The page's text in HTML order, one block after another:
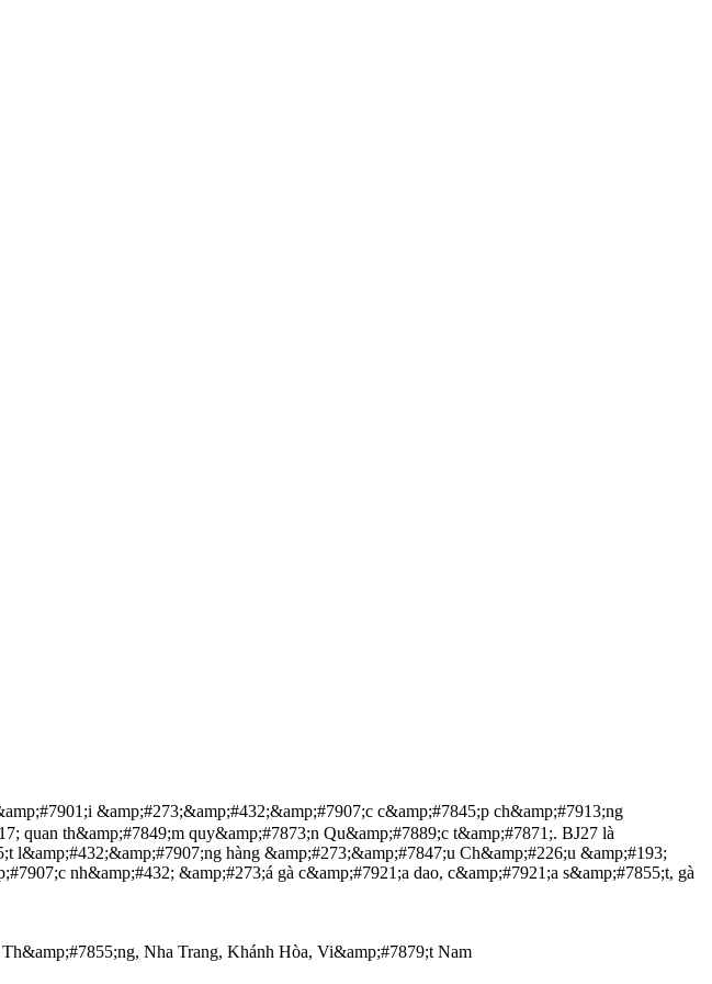
&amp;#273;&amp;#432;&amp;#7907;c c&amp;#7845;p ch&amp;#7913;ng
quan th&amp;#7849;m quy&amp;#7873;n Qu&amp;#7889;c t&amp;#7871;. BJ27 là
l&amp;#432;&amp;#7907;ng hàng &amp;#273;&amp;#7847;u Ch&amp;#226;u &amp;#193;
nh&amp;#432; &amp;#273;á gà c&amp;#7921;a dao, c&amp;#7921;a s&amp;#7855;t, gà
Nha Trang, Khánh Hòa, Vi&amp;#7879;t Nam